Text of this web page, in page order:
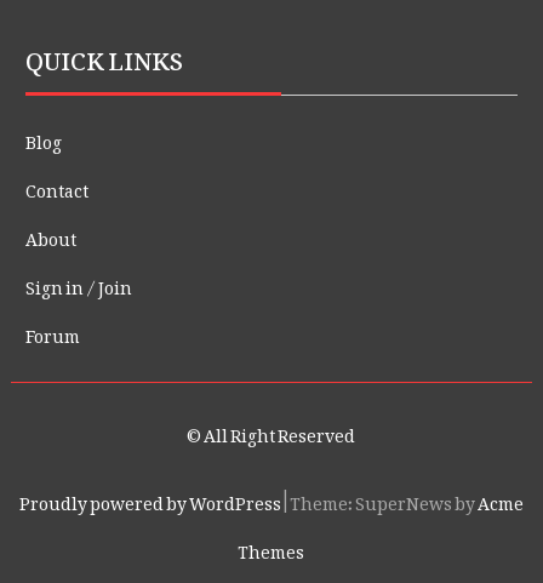
QUICK LINKS
Blog
Contact
About
Sign in / Join
Forum
© All Right Reserved
Proudly powered by WordPress|Theme: SuperNews byAcme
Themes